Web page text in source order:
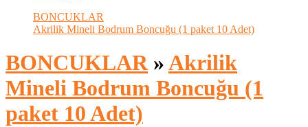
BONCUKLAR
Akrilik Mineli Bodrum Boncuğu (1 paket 10 Adet)
BONCUKLAR »Akrilik
Mineli Bodrum Boncuğu (1
paket 10 Adet)